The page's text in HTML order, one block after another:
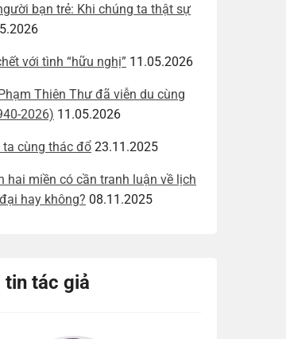
bạn trẻ: Khi chúng ta thật sự
với tình “hữu nghị” 11.05.2026
Thiên Thư đã viễn du cùng
2026) 11.05.2026
cùng thác đổ 23.11.2025
hai miền có cần tranh luận về lịch
hay không? 08.11.2025
tin tác giả